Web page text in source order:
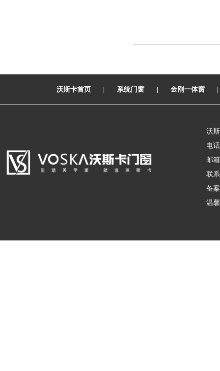
沃斯卡首页 | 系统门窗 | 金刚一体窗 |
沃
电
邮
联
备
温